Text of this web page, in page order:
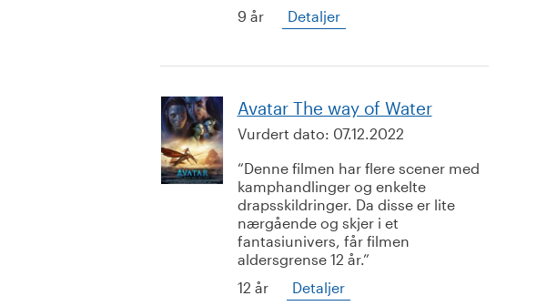
9 år
Detaljer
Avatar The way of Water
Vurdert dato: 07.12.2022
Denne filmen har flere scener med
kamphandlinger og enkelte
drapsskildringer. Da disse er lite
nærgående og skjer i et
fantasiunivers, får filmen
aldersgrense 12 år.
12 år
Detaljer